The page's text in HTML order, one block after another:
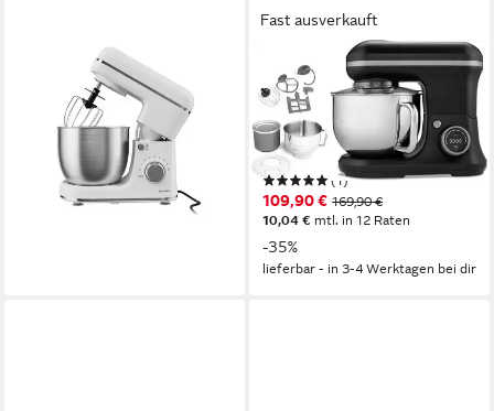
SILVERCREST
Küchenmaschine
Leistung
83,99 €
lieferbar - in 3-4 Werktagen bei dir
Fast ausverkauft
MEDION®
Küchenmaschine MD18420
1200 W
Leistung
5 l Kapazität
8 Leistungsstufen
(1)
109,90 € 169,90 €
10,04 € mtl. in 12 Raten
-35%
lieferbar - in 3-4 Werktagen bei dir